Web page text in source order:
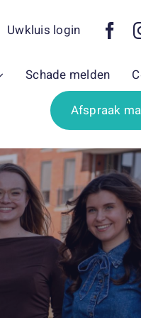
Uwkluis login
Schade melden
Afspraak